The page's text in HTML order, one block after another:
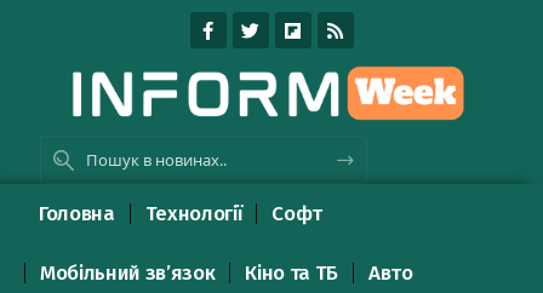
Головна Технології Софт
Мобільний зв’язок Кіно та ТБ Авто